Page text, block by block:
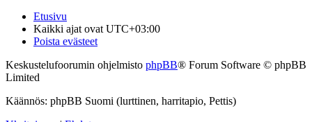
Etusivu
Kaikki ajat ovat UTC+03:00
Poista evästeet
Keskustelufoorumin ohjelmisto phpBB® Forum Software © phpBB
Limited
Käännös: phpBB Suomi (lurttinen, harritapio, Pettis)